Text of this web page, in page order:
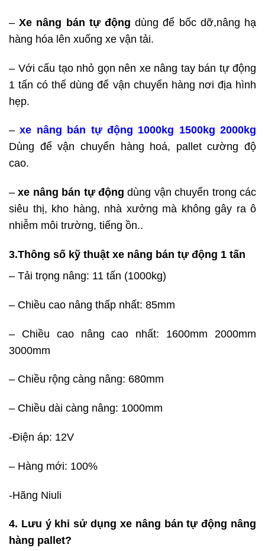
–Xe nâng bán tự động dùng để bốc dỡ,nâng hạ
hàng hóa lên xuống xe vận tải.
– Với cấu tạo nhỏ gọn nên xe nâng tay bán tự động
1 tấn có thể dùng để vận chuyển hàng nơi địa hình
hẹp.
–xe nâng bán tự động 1000kg 1500kg 2000kg
Dùng để vận chuyển hàng hoá, pallet cường độ
cao.
–xe nâng bán tự động dùng vận chuyển trong các
siêu thị, kho hàng, nhà xưởng mà không gây ra ô
nhiễm môi trường, tiếng ồn..
3.Thông số kỹ thuật xe nâng bán tự động 1 tấn
– Tải trọng nâng: 11 tấn (1000kg)
– Chiều cao nâng thấp nhất: 85mm
– Chiều cao nâng cao nhất: 1600mm 2000mm
3000mm
– Chiều rộng càng nâng: 680mm
– Chiều dài càng nâng: 1000mm
-Điện áp: 12V
– Hàng mới: 100%
-Hãng Niuli
4. Lưu ý khi sử dụng xe nâng bán tự động nâng
hàng pallet?